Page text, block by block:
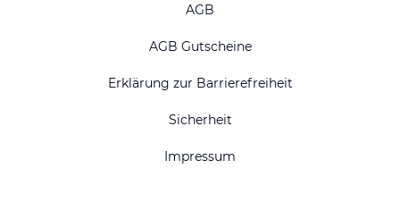
AGB
AGB Gutscheine
Erklärung zur Barrierefreiheit
Sicherheit
Impressum